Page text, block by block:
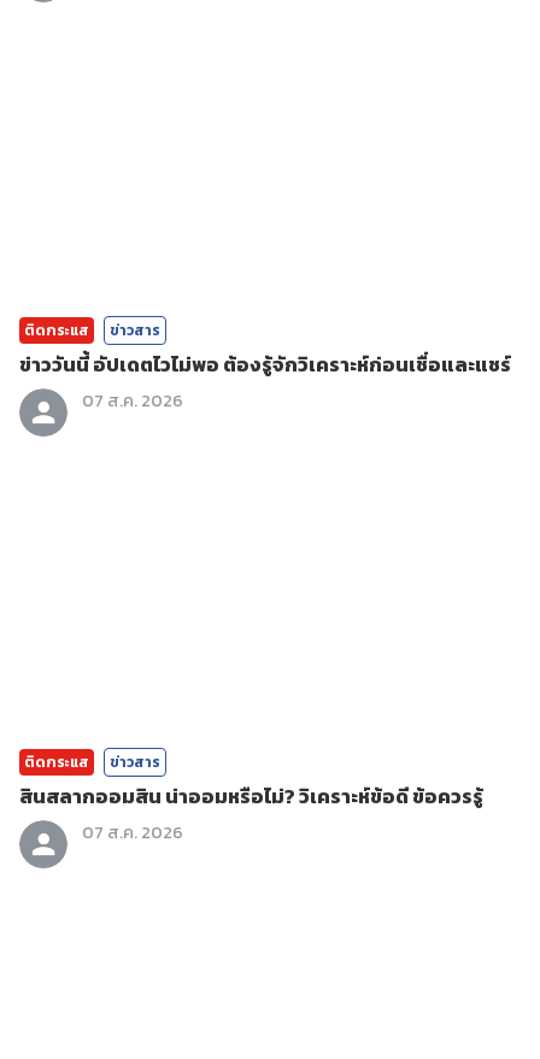
ติดกระแส ข่าวสาร
ข่าววันนี้ อัปเดตไวไม่พอ ต้องรู้จักวิเคราะห์ก่อนเชื่อและแชร์
07 ส.ค. 2026
ติดกระแส ข่าวสาร
สินสลากออมสิน น่าออมหรือไม่? วิเคราะห์ข้อดี ข้อควรรู้
07 ส.ค. 2026